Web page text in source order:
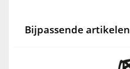
Bijpassende artikelen